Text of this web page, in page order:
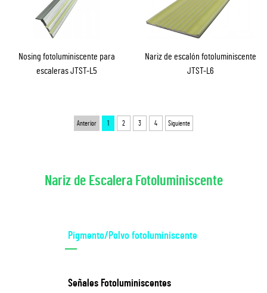
Nosing fotoluminiscente para
escaleras JTST-L5
Nariz de escalón fotoluminiscente
JTST-L6
Anterior 1 2 3 4 Siguiente
Nariz de Escalera Fotoluminiscente
Pigmento/Polvo fotoluminiscente
Señales Fotoluminiscentes